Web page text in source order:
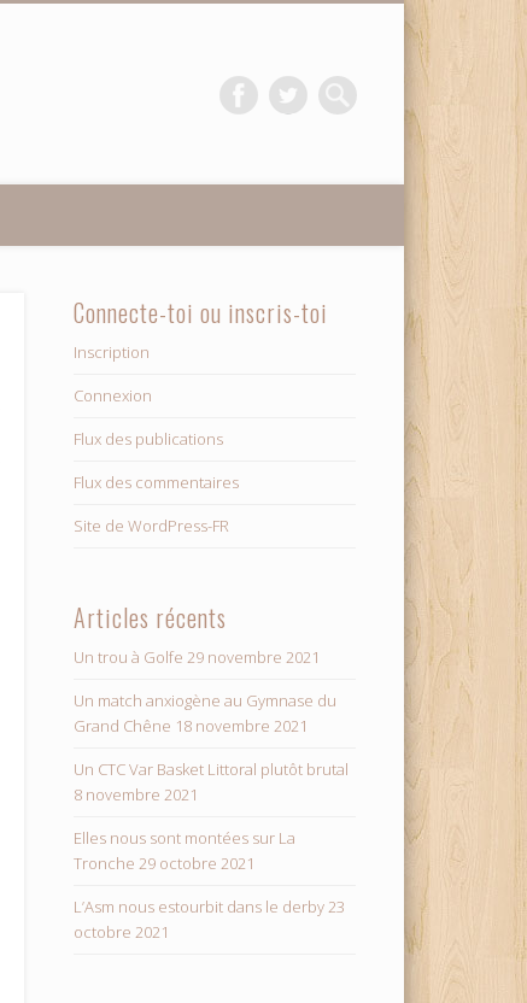
Connecte-toi ou inscris-toi
Inscription
Connexion
Flux des publications
Flux des commentaires
Site de WordPress-FR
Articles récents
Un trou à Golfe 29 novembre 2021
Un match anxiogène au Gymnase du
Grand Chêne 18 novembre 2021
Un CTC Var Basket Littoral plutôt brutal
8 novembre 2021
Elles nous sont montées sur La
Tronche 29 octobre 2021
L’Asm nous estourbit dans le derby23
octobre 2021